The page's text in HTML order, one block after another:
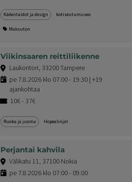
Kädentaidot ja design kotiseutumuseo
Maksuton
Viikinsaaren reittiliikenne
Laukontori, 33200 Tampere
pe 7.8.2026 klo 07:00 - 19:30 | +19
ajankohtaa
10€ - 37€
Ruoka ja juoma Hopealinjat
Perjantai kahvila
Välikatu 11, 37100 Nokia
pe 7.8.2026 klo 07:00 - 09:00